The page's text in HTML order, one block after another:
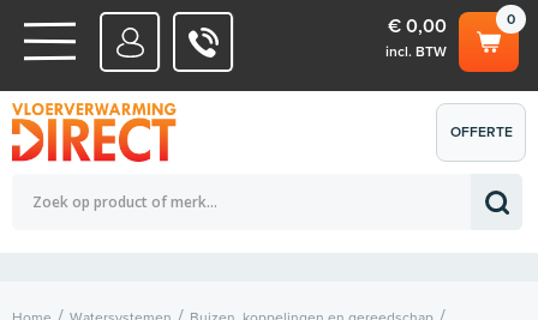
WATERSYSTEMEN
ELEKTRISCHE SYSTEMEN
0
€ 0,00
incl. BTW
Totaalbedrag (incl. BTW) € 0,00
OFFERTE
AANVRAGEN